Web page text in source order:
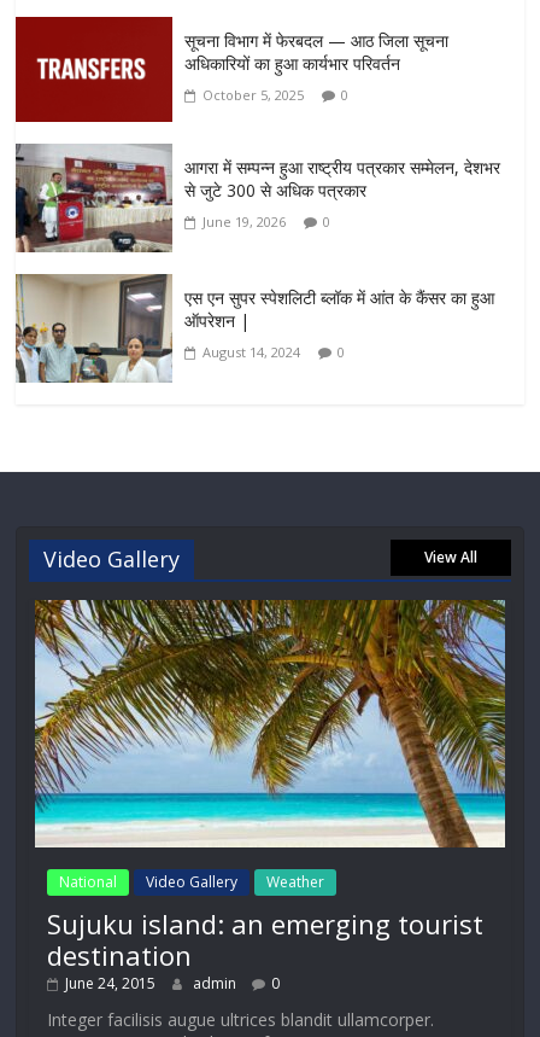
सूचना विभाग में फेरबदल — आठ जिला सूचना
अधिकारियों का हुआ कार्यभार परिवर्तन
October 5, 2025 0
आगरा में सम्पन्न हुआ राष्ट्रीय पत्रकार सम्मेलन, देशभर
से जुटे 300 से अधिक पत्रकार
June 19, 2026 0
एस एन सुपर स्पेशलिटी ब्लॉक में आंत के कैंसर का हुआ
ऑपरेशन |
August 14, 2024 0
Video Gallery View All
National Video Gallery Weather
Sujuku island: an emerging tourist
destination
June 24, 2015 admin 0
Integer facilisis augue ultrices blandit ullamcorper.